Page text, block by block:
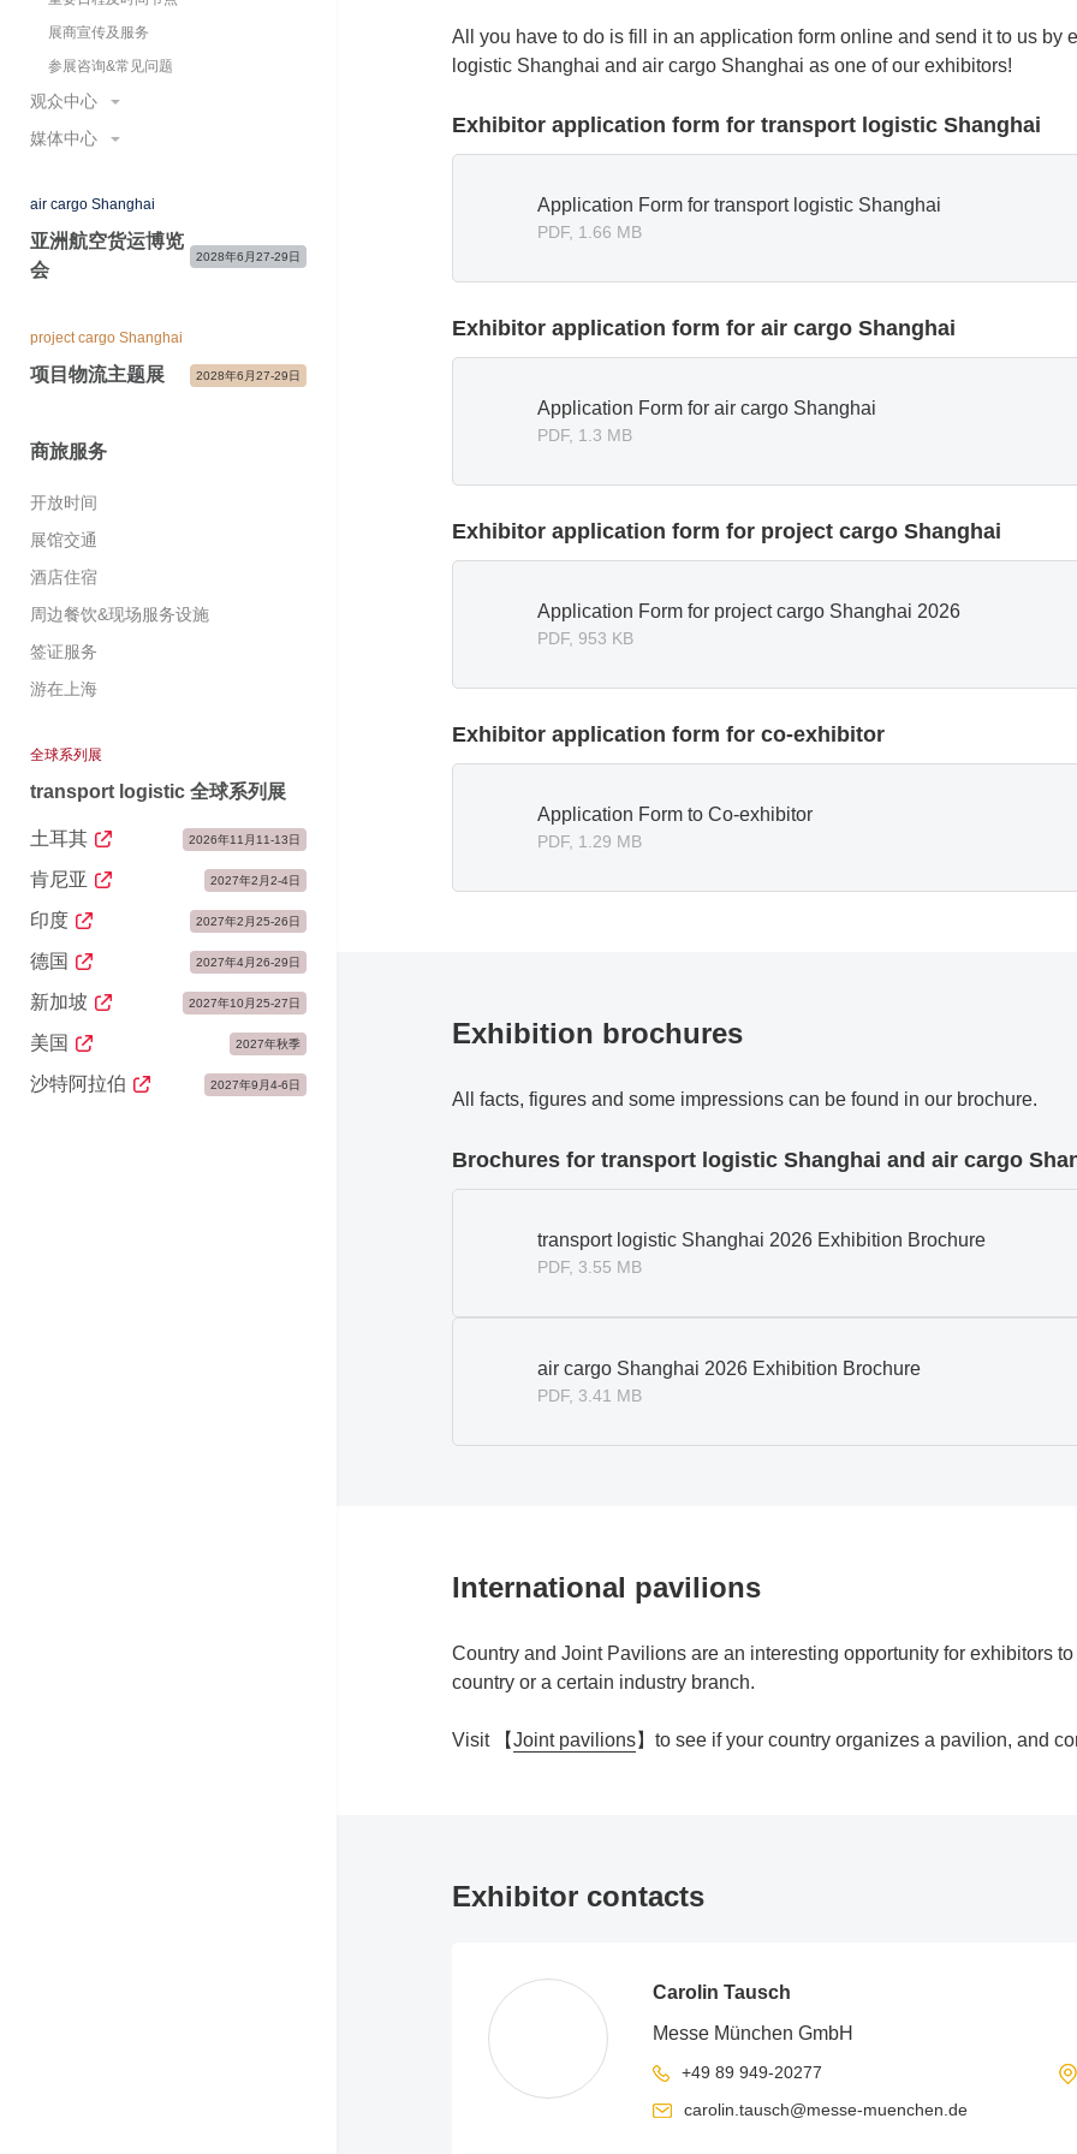
展商感言
主办与支持单位
展会快讯&关注我们
展商宣传及服务
参展咨询&常见问题
观众中心
参观登记&门票
开放时间
国际展团
展会宣传物料
媒体中心
合作媒体
现场新闻中心&媒体服务
展会照片与视频
air cargo Shanghai
亚洲航空货运博览
会
2028年6月27-29日
project cargo Shanghai
项目物流主题展 2028年6月27-29日
商旅服务
开放时间
展馆交通
酒店住宿
周边餐饮&现场服务设施
签证服务
游在上海
全球系列展
transport logistic 全球系列展
土耳其 2026年11月11-13日
肯尼亚 2027年2月2-4日
印度 2027年2月25-26日
德国 2027年4月26-29日
新加坡 2027年10月25-27日
美国 2027年秋季
沙特阿拉伯 2027年9月4-6日
All you have to do is fill in an application form online and send it to us by
logistic Shanghai and air cargo Shanghai as one of our exhibitors!
Exhibitor application form for transport logistic Shanghai
Application Form for transport logistic Shanghai
PDF, 1.66 MB
Exhibitor application form for air cargo Shanghai
Application Form for air cargo Shanghai
PDF, 1.3 MB
Exhibitor application form for project cargo Shanghai
Application Form for project cargo Shanghai 2026
PDF, 953 KB
Exhibitor application form for co-exhibitor
Application Form to Co-exhibitor
PDF, 1.29 MB
Exhibition brochures
All facts, figures and some impressions can be found in our brochure.
Brochures for transport logistic Shanghai and air cargo
transport logistic Shanghai 2026 Exhibition Brochure
PDF, 3.55 MB
air cargo Shanghai 2026 Exhibition Brochure
PDF, 3.41 MB
International pavilions
Country and Joint Pavilions are an interesting opportunity for exhibitors
country or a certain industry branch.
Visit 【Joint pavilions】to see if your country organizes a pavilion, and
Exhibitor contacts
Carolin Tausch
Messe München GmbH
+49 89 949-20277
carolin.tausch@messe-muenchen.de